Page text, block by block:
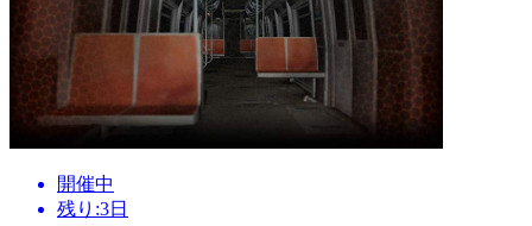
開催中
残り:3日